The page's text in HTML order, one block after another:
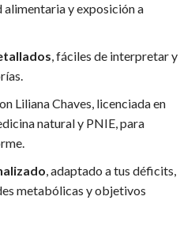
y exposición a
, fáciles de interpretar y
Liliana Chaves, licenciada en
natural y PNIE, para
, adaptado a tus déficits,
metabólicas y objetivos